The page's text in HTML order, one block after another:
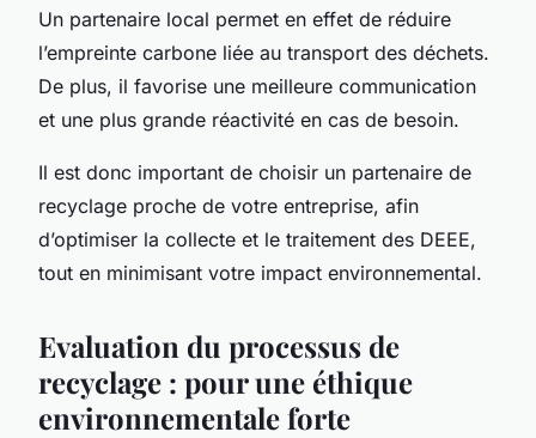
Un partenaire local permet en effet de réduire
l’empreinte carbone liée au transport des déchets.
De plus, il favorise une meilleure communication
et une plus grande réactivité en cas de besoin.
Il est donc important de choisir un partenaire de
recyclage proche de votre entreprise, afin
d’optimiser la collecte et le traitement des DEEE,
tout en minimisant votre impact environnemental.
Evaluation du processus de
recyclage : pour une éthique
environnementale forte